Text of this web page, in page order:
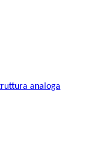
analoga